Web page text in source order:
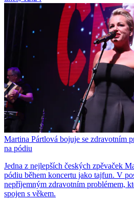
Martina Pártlová bojuje se zdravotním
na pódiu
Jedna z nejlepších českých zpěvaček
pódiu během koncertu jako tajfun. V
nepříjemným zdravotním problémem,
spojen s věkem.